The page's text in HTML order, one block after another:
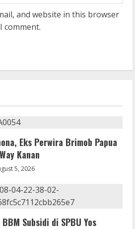
and website in this browser
comment.
Eks Perwira Brimob Papua
Kanan
5, 2026
Subsidi di SPBU Yos
2019 x86 Setup ENG Frее
6, 2026
Pro Crack exe (x86-x64) Latest
6, 2026
2024 Mondo Lite Installer EXE